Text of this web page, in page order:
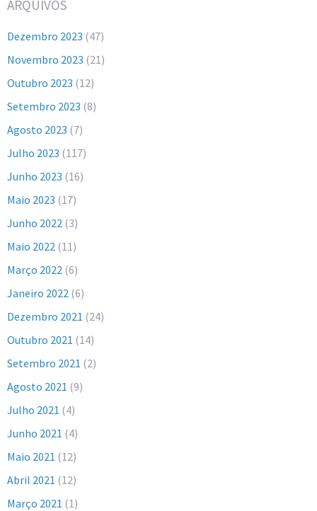
ARQUIVOS
Dezembro 2023 (47)
Novembro 2023 (21)
Outubro 2023 (12)
Setembro 2023 (8)
Agosto 2023 (7)
Julho 2023 (117)
Junho 2023 (16)
Maio 2023 (17)
Junho 2022 (3)
Maio 2022 (11)
Março 2022 (6)
Janeiro 2022 (6)
Dezembro 2021 (24)
Outubro 2021 (14)
Setembro 2021 (2)
Agosto 2021 (9)
Julho 2021 (4)
Junho 2021 (4)
Maio 2021 (12)
Abril 2021 (12)
Março 2021 (1)